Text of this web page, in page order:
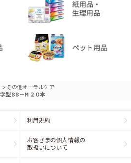
> その他オーラルケア
型 SS－M ２０本
利用規約
お客さまの個人情報の
取扱いについて